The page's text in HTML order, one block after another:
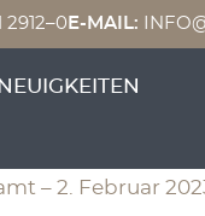
2912–0 E-MAIL:
NEUIGKEITEN
§§
– 2. Februar